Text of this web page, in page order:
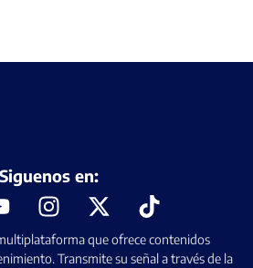
que ofrece contenidos
Transmite su señal a través de la
Siguenos en: